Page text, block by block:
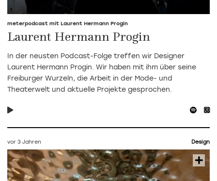
meterpodcast mit Laurent Hermann Progin
Laurent Hermann Progin
In der neusten Podcast-Folge treffen wir Designer
Laurent Hermann Progin. Wir haben mit ihm über seine
Freiburger Wurzeln, die Arbeit in der Mode- und
Theaterwelt und aktuelle Projekte gesprochen.
vor 3 Jahren Design